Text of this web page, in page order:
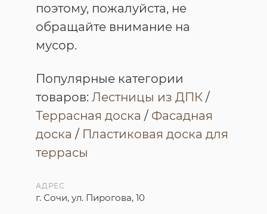
поэтому, пожалуйста, не
обращайте внимание на
мусор.
Популярные категории
товаров: Лестницы из ДПК /
Террасная доска / Фасадная
доска / Пластиковая доска для
террасы
АДРЕС
г. Сочи, ул. Пирогова, 10